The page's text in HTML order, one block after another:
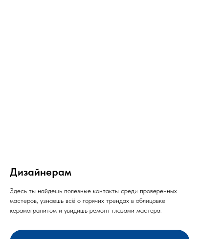
Дизайнерам
Здесь ты найдешь полезные контакты среди проверенных
мастеров, узнаешь всё о горячих трендах в облицовке
керамогранитом и увидишь ремонт глазами мастера.